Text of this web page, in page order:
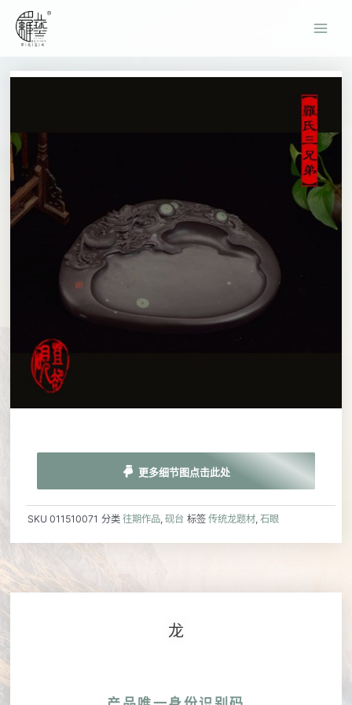
更多细节图点击此处
SKU 011510071 分类 往期作品,砚台 标签 传统龙题材,石眼
龙